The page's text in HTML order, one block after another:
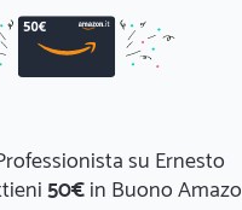
su Ernesto
50€in Buono